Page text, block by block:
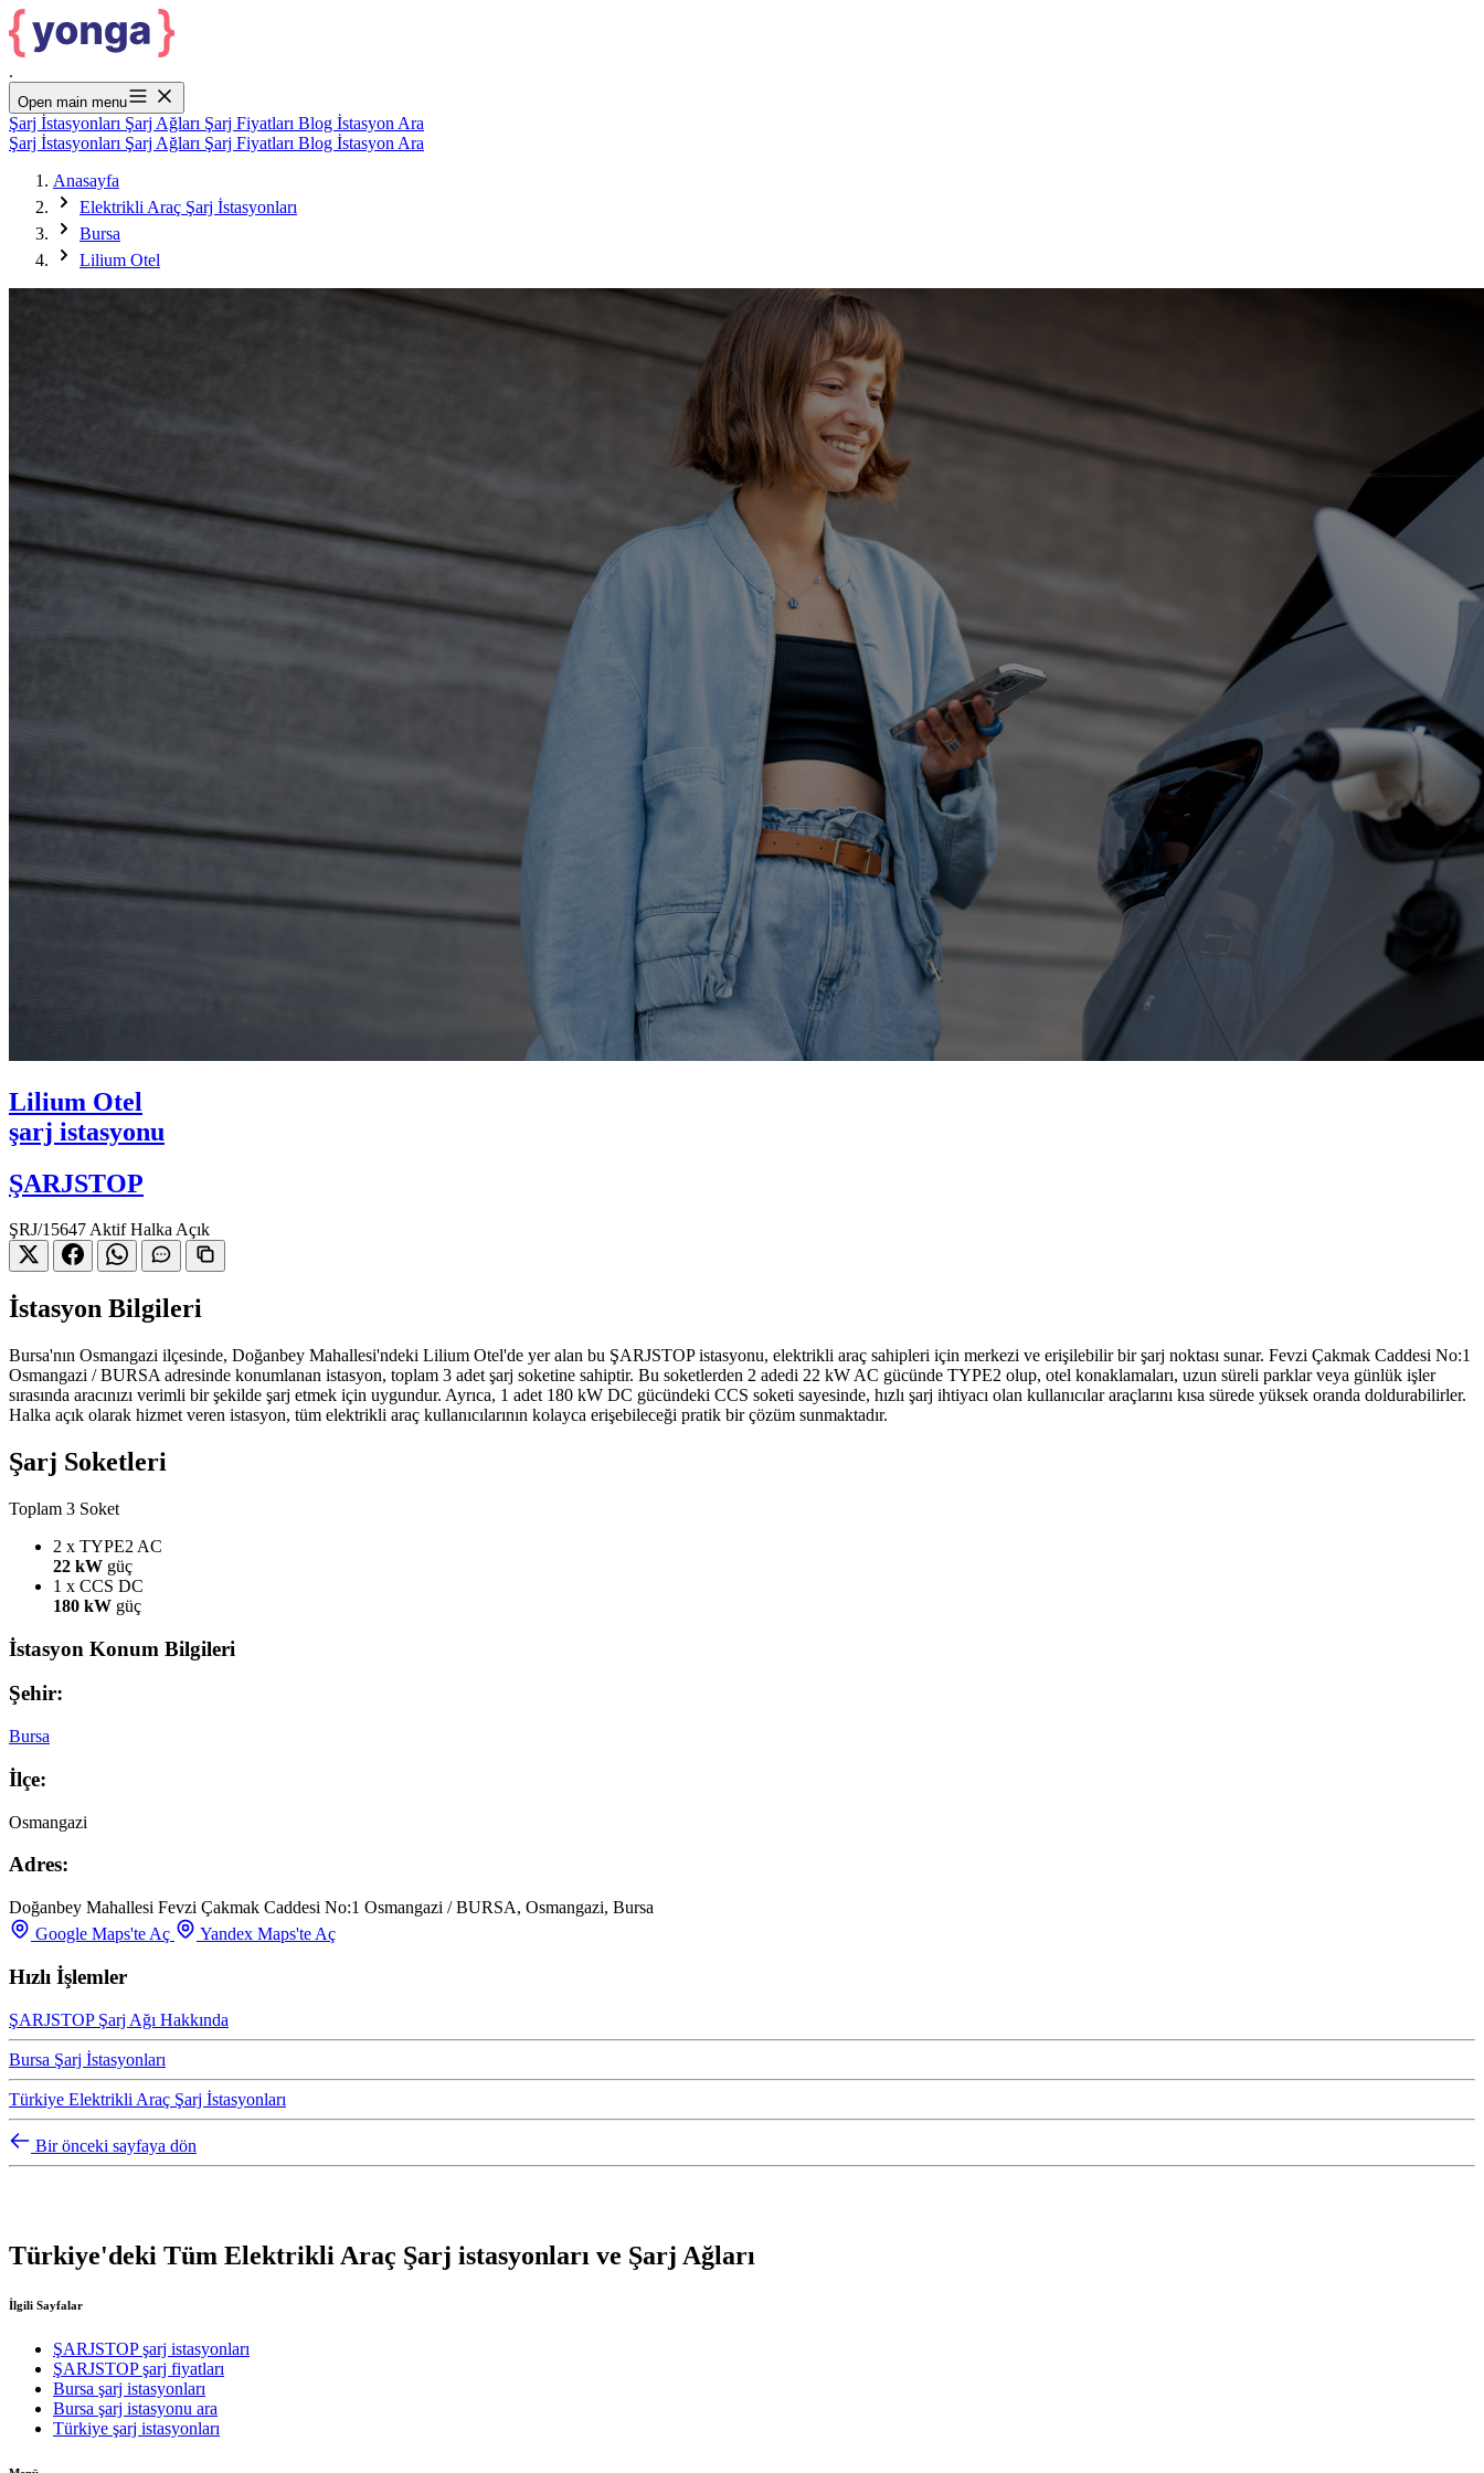
.
Open main menu
Şarj İstasyonları Şarj Ağları Şarj Fiyatları Blog İstasyon Ara
Şarj İstasyonları Şarj Ağları Şarj Fiyatları Blog İstasyon Ara
Anasayfa
Elektrikli Araç Şarj İstasyonları
Bursa
Lilium Otel
Lilium Otel
şarj istasyonu
ŞARJSTOP
ŞRJ/15647AktifHalka Açık
İstasyon Bilgileri
Bursa'nın Osmangazi ilçesinde, Doğanbey Mahallesi'ndeki Lilium Otel'de yer alan bu ŞARJSTOP istasyonu, elektrikli araç sahipleri için merkezi ve erişilebilir bir şarj noktası sunar. Fevzi Çakmak Caddesi No:1
Osmangazi / BURSA adresinde konumlanan istasyon, toplam 3 adet şarj soketine sahiptir. Bu soketlerden 2 adedi 22 kW AC gücünde TYPE2 olup, otel konaklamaları, uzun süreli parklar veya günlük işler
sırasında aracınızı verimli bir şekilde şarj etmek için uygundur. Ayrıca, 1 adet 180 kW DC gücündeki CCS soketi sayesinde, hızlı şarj ihtiyacı olan kullanıcılar araçlarını kısa sürede yüksek oranda doldurabilirler.
Halka açık olarak hizmet veren istasyon, tüm elektrikli araç kullanıcılarının kolayca erişebileceği pratik bir çözüm sunmaktadır.
Şarj Soketleri
Toplam 3 Soket
2 x TYPE2 AC
22 kW güç
1 x CCS DC
180 kW güç
İstasyon Konum Bilgileri
Şehir:
Bursa
İlçe:
Osmangazi
Adres:
Doğanbey Mahallesi Fevzi Çakmak Caddesi No:1 Osmangazi / BURSA, Osmangazi, Bursa
Google Maps'te Aç
Yandex Maps'te Aç
Hızlı İşlemler
ŞARJSTOP Şarj Ağı Hakkında
Bursa Şarj İstasyonları
Türkiye Elektrikli Araç Şarj İstasyonları
Bir önceki sayfaya dön
Türkiye'deki Tüm Elektrikli Araç Şarj istasyonları ve Şarj Ağları
İlgili Sayfalar
ŞARJSTOP şarj istasyonları
ŞARJSTOP şarj fiyatları
Bursa şarj istasyonları
Bursa şarj istasyonu ara
Türkiye şarj istasyonları